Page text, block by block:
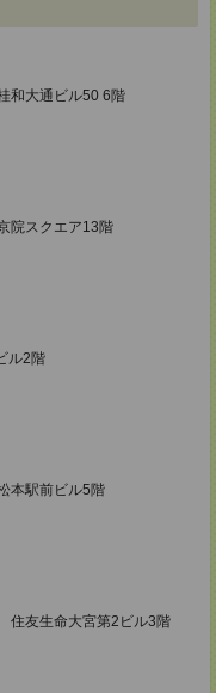
和大通ビル50 6階
院スクエア13階
ル2階
本駅前ビル5階
住友生命大宮第2ビル3階